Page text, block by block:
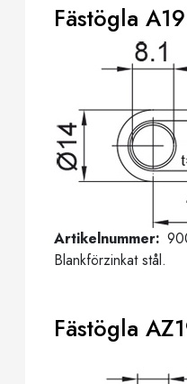
Fästögla A19
Artikelnummer
Blankförzinkat stål.
Fästögla